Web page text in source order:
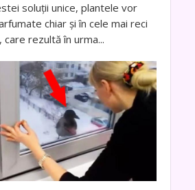
soluții unice, plantele vor
chiar și în cele mai reci
care rezultă în urma...